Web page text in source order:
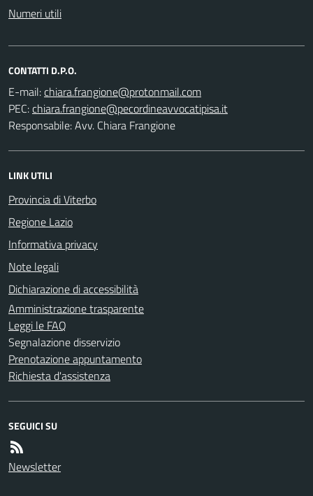
Numeri utili
CONTATTI D.P.O.
E-mail:
PEC:
Responsabile: Avv. Chiara Frangione
LINK UTILI
Provincia di Viterbo
Regione Lazio
Informativa privacy
Note legali
Dichiarazione di accessibilità
Amministrazione trasparente
Leggi le FAQ
Segnalazione disservizio
Prenotazione appuntamento
Richiesta d'assistenza
SEGUICI SU
Newsletter